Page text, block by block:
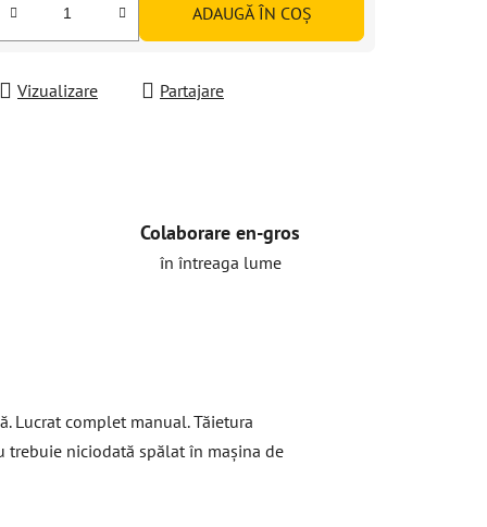
ADAUGĂ ÎN COŞ
Vizualizare Partajare
Colaborare en-gros
în întreaga lume
Lucrat complet manual. Tăietura
trebuie niciodată spălat în mașina de